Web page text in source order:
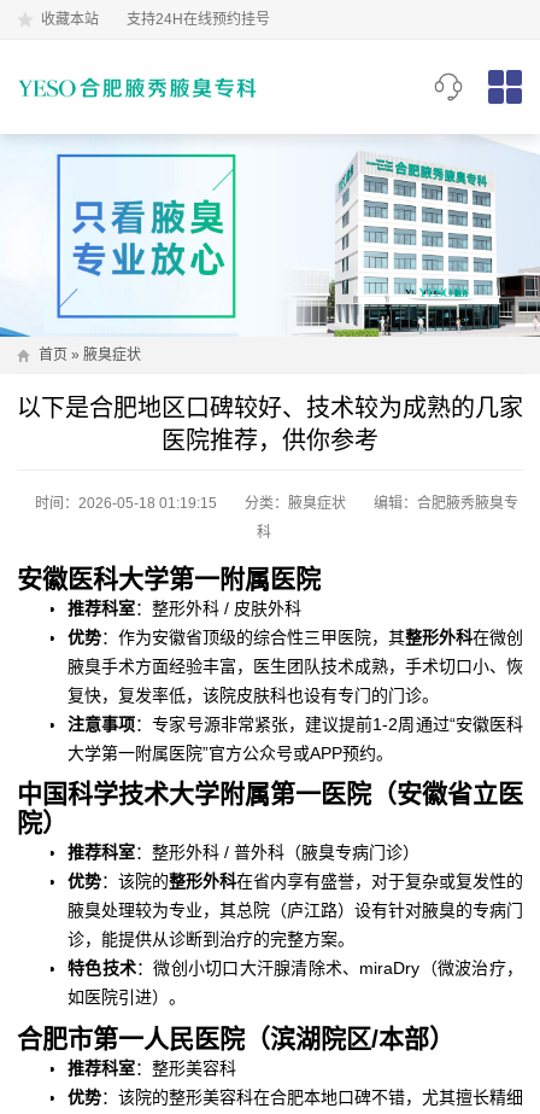
收藏本站 支持24H在线预约挂号
首页 » 腋臭症状
以下是合肥地区口碑较好、技术较为成熟的几家
医院推荐，供你参考
时间：2026-05-18 01:19:15 分类： 腋臭症状
编辑：合肥腋秀腋臭专
科
安徽医科大学第一附属医院
推荐科室：整形外科 / 皮肤外科
优势：作为安徽省顶级的综合性三甲医院，其整形外科在微创
腋臭手术方面经验丰富，医生团队技术成熟，手术切口小、恢
复快，复发率低，该院皮肤科也设有专门的门诊。
注意事项：专家号源非常紧张，建议提前1-2周通过“安徽医科
大学第一附属医院”官方公众号或APP预约。
中国科学技术大学附属第一医院（安徽省立医
院）
推荐科室：整形外科 / 普外科（腋臭专病门诊）
优势：该院的整形外科在省内享有盛誉，对于复杂或复发性的
腋臭处理较为专业，其总院（庐江路）设有针对腋臭的专病门
诊，能提供从诊断到治疗的完整方案。
特色技术：微创小切口大汗腺清除术、miraDry（微波治疗，
如医院引进）。
合肥市第一人民医院（滨湖院区/本部）
推荐科室：整形美容科
优势：该院的整形美容科在合肥本地口碑不错，尤其擅长精细